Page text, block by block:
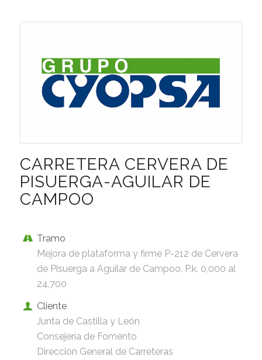
CARRETERA CERVERA DE
PISUERGA-AGUILAR DE
CAMPOO
Tramo
Mejora de plataforma y firme P-212 de Cervera
de Pisuerga a Aguilar de Campoo. P.k. 0,000 al
24,700
Cliente
Junta de Castilla y León
Consejería de Fomento
Dirección General de Carreteras